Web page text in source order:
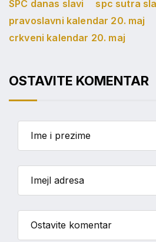
SPC danas slavi
spc sutra
pravoslavni kalendar 20. maj
crkveni kalendar 20. maj
OSTAVITE KOMENTAR